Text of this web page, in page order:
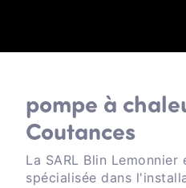
pompe à
Coutances
La SARL Blin
spécialisée dans